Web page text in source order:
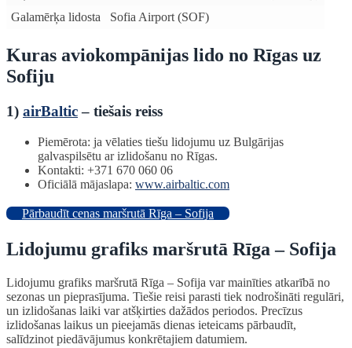
Galamērķa lidosta
Sofia Airport (SOF)
Kuras aviokompānijas lido no Rīgas uz
Sofiju
1) airBaltic– tiešais reiss
Piemērota: ja vēlaties tiešu lidojumu uz Bulgārijas
galvaspilsētu ar izlidošanu no Rīgas.
Kontakti: +371 670 060 06
Oficiālā mājaslapa: www.airbaltic.com
Pārbaudīt cenas maršrutā Rīga – Sofija
Lidojumu grafiks maršrutā Rīga – Sofija
Lidojumu grafiks maršrutā Rīga – Sofija var mainīties atkarībā no
sezonas un pieprasījuma. Tiešie reisi parasti tiek nodrošināti regulāri,
un izlidošanas laiki var atšķirties dažādos periodos. Precīzus
izlidošanas laikus un pieejamās dienas ieteicams pārbaudīt,
salīdzinot piedāvājumus konkrētajiem datumiem.